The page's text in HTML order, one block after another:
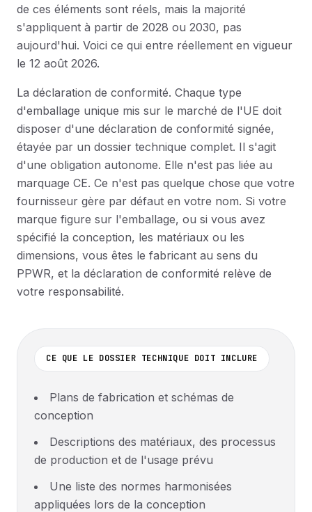
de ces éléments sont réels, mais la majorité
s'appliquent à partir de 2028 ou 2030, pas
aujourd'hui. Voici ce qui entre réellement en vigueur
le 12 août 2026.
La déclaration de conformité. Chaque type
d'emballage unique mis sur le marché de l'UE doit
disposer d'une déclaration de conformité signée,
étayée par un dossier technique complet. Il s'agit
d'une obligation autonome. Elle n'est pas liée au
marquage CE. Ce n'est pas quelque chose que votre
fournisseur gère par défaut en votre nom. Si votre
marque figure sur l'emballage, ou si vous avez
spécifié la conception, les matériaux ou les
dimensions, vous êtes le fabricant au sens du
PPWR, et la déclaration de conformité relève de
votre responsabilité.
CE QUE LE DOSSIER TECHNIQUE DOIT INCLURE
Plans de fabrication et schémas de
conception
Descriptions des matériaux, des processus
de production et de l'usage prévu
Une liste des normes harmonisées
appliquées lors de la conception